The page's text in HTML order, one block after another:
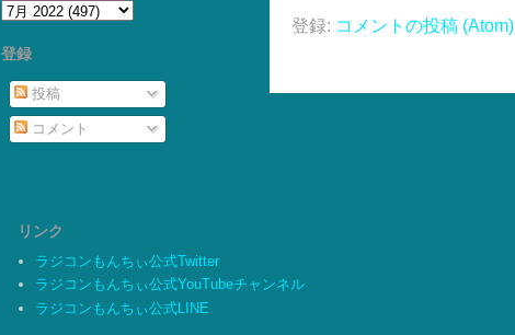
登録: コメントの投稿 (Atom)
登録
投稿
コメント
リンク
ラジコンもんちぃ公式Twitter
ラジコンもんちぃ公式YouTubeチャンネル
ラジコンもんちぃ公式LINE